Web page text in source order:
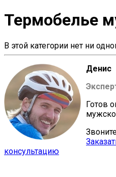
Термобелье
В этой категории нет ни
Денис
Готов
консультацию